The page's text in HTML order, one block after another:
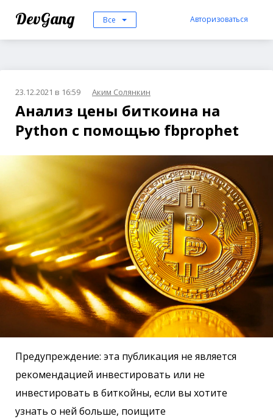
DevGang Все Авторизоваться
23.12.2021 в 16:59 Аким Солянкин
Анализ цены биткоина на
Python с помощью fbprophet
Предупреждение: эта публикация не является
рекомендацией инвестировать или не
инвестировать в биткойны, если вы хотите
узнать о ней больше, поищите